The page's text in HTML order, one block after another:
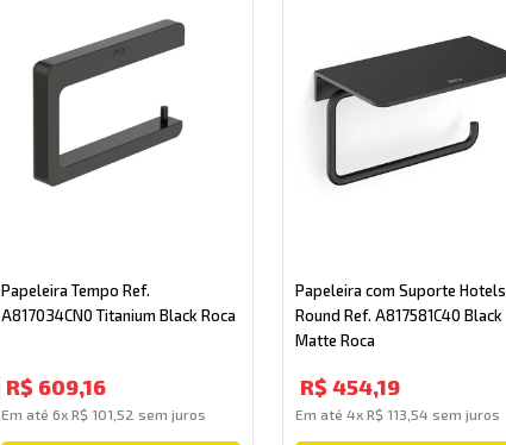
Papeleira Tempo Ref.
A817034CN0 Titanium Black Roca
R$ 609,16
Em até6xR$ 101 ,52 sem juros
Papeleira com Suporte Hotels
Round Ref. A817581C40 Black
Matte Roca
R$ 454,19
Em até 4x R$ 113 54 sem juros